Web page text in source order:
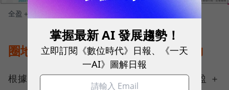
全盈＋PAY小檔案 圖／ 數位時代製作
圈地→圈粉，推獨立App刷新品牌力
根據金管會2023年12月公布的數據顯示，全盈 ＋
掌握最新 AI 發展趨勢！
立即訂閱《數位時代》日報、《一天
一AI》圖解日報